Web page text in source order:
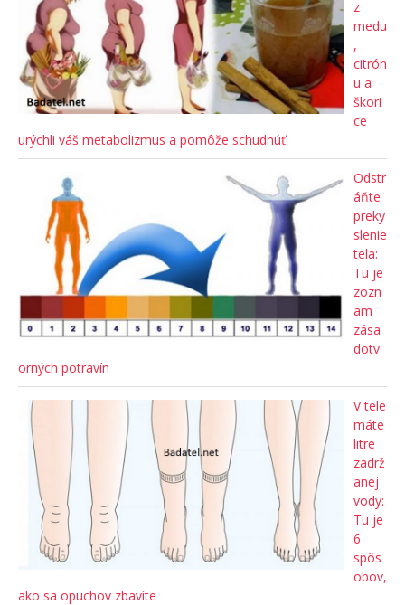
z
medu
,
citrón
u a
škori
ce
urýchli váš metabolizmus a pomôže schudnúť
Odstr
áňte
preky
slenie
tela:
Tu je
zozn
am
zása
dotv
orných potravín
V tele
máte
litre
zadrž
anej
vody:
Tu je
6
spôs
obov,
ako sa opuchov zbavíte